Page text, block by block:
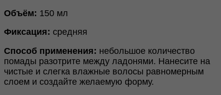
Объём: 150 мл
Фиксация: средняя
Способ применения: небольшое количество
помады разотрите между ладонями. Нанесите на
чистые и слегка влажные волосы равномерным
слоем и создайте желаемую форму.